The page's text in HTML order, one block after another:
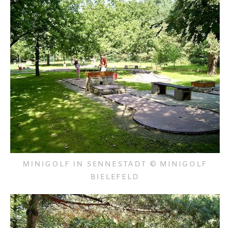
MINIGOLF IN SENNESTADT © MINIGOLF
BIELEFELD